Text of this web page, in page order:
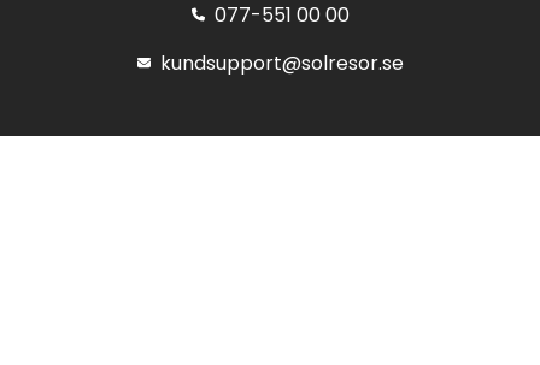
077-551 00 00
kundsupport@solresor.se